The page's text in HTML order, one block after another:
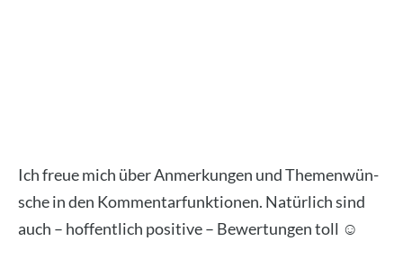
Ich freue mich über Anmer­kun­gen und The­men­wün­
sche in den Kom­men­tar­funk­tio­nen. Natür­lich sind
auch – hof­fent­lich posi­ti­ve – Bewer­tun­gen toll ☺️